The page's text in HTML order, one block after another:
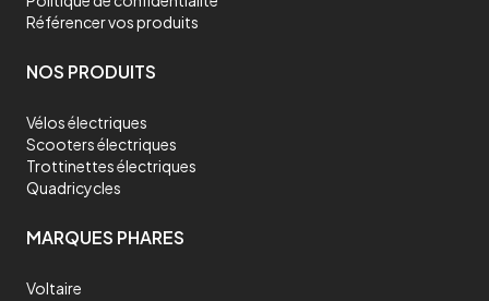
Référencer vos produits
NOS PRODUITS
Vélos électriques
Scooters électriques
Trottinettes électriques
Quadricycles
MARQUES PHARES
Voltaire